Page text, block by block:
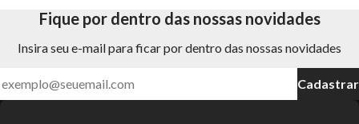
Fique por dentro das nossas novidades
Insira seu e-mail para ficar por dentro das nossas novidades
Cadastrar